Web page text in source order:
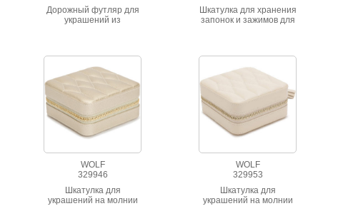
Дорожный футляр для
украшений из
Шкатулка для хранения
запонок и зажимов для
WOLF
329946
Шкатулка для
украшений на молнии
WOLF
329953
Шкатулка для
украшений на молнии